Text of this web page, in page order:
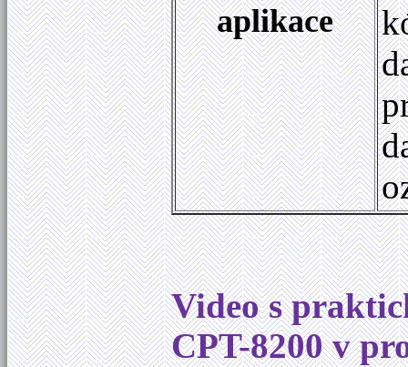
aplikace
Video s
CPT-8200 v